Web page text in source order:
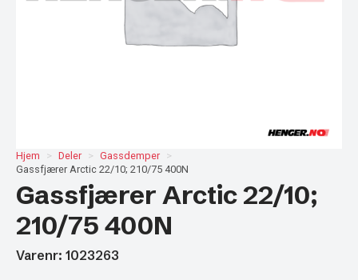
Hjem Deler
Gassdemper
Gassfjærer Arctic 22/10; 210/75 400N
Gassfjærer Arctic 22/10;
210/75 400N
Varenr: 1023263